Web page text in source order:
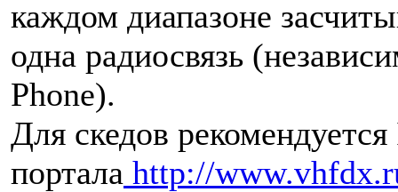
каждом диапазоне
одна радиосвязь
Phone).
Для скедов
портала http://